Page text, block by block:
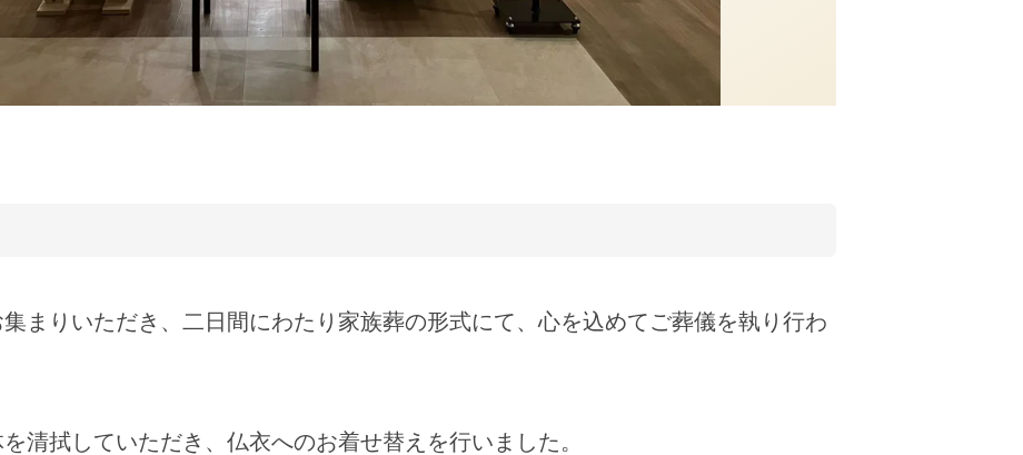
まりいただき、二日間にわたり家族葬の形式にて、心を込めてご葬儀を執り行わ
清拭していただき、仏衣へのお着せ替えを行いました。